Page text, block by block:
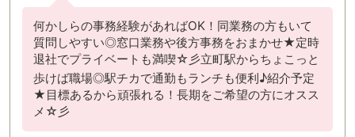
何かしらの事務経験があればOK！同業務の方もいて
質問しやすい◎窓口業務や後方事務をおまかせ★定時
退社でプライベートも満喫☆彡立町駅からちょこっと
歩けば職場◎駅チカで通勤もランチも便利♪紹介予定
★目標あるから頑張れる！長期をご希望の方にオスス
メ☆彡